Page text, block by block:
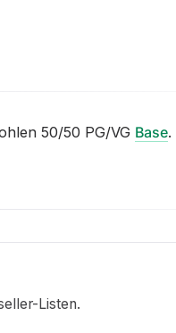
50/50 PG/VG Base.
Listen.